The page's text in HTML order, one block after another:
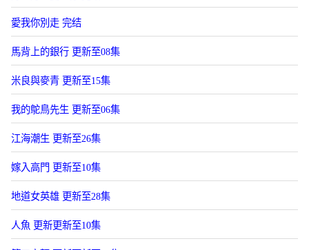
愛我你別走 完结
馬背上的銀行 更新至08集
米良與麥青 更新至15集
我的鴕鳥先生 更新至06集
江海潮生 更新至26集
嫁入高門 更新至10集
地道女英雄 更新至28集
人魚 更新更新至10集